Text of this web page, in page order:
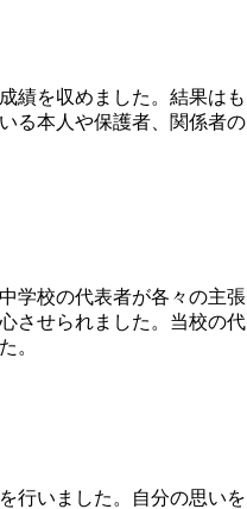
績を収めました。結果はも
る本人や保護者、関係者の
学校の代表者が各々の主張
させられました。当校の代
。
行いました。自分の思いを